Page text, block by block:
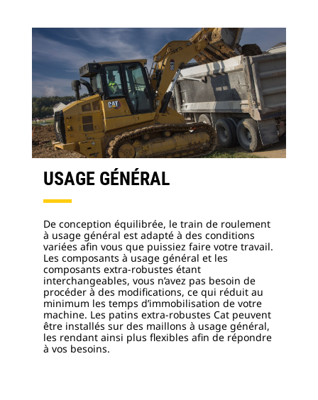
USAGE GÉNÉRAL
De conception équilibrée, le train de roulement
à usage général est adapté à des conditions
variées afin vous que puissiez faire votre travail.
Les composants à usage général et les
composants extra-robustes étant
interchangeables, vous n’avez pas besoin de
procéder à des modifications, ce qui réduit au
minimum les temps d’immobilisation de votre
machine. Les patins extra-robustes Cat peuvent
être installés sur des maillons à usage général,
les rendant ainsi plus flexibles afin de répondre
à vos besoins.